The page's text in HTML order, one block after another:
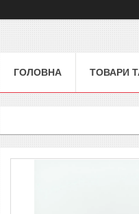
ГОЛОВНА ТОВАРИ